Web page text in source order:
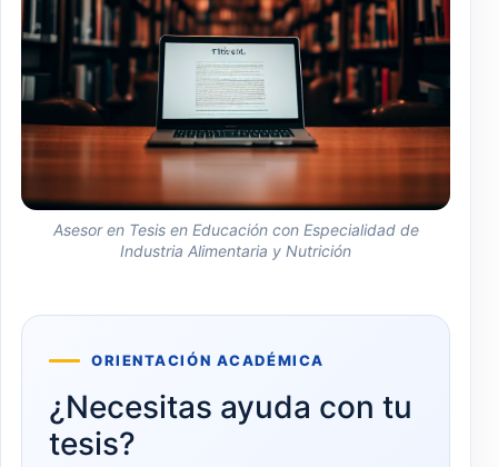
Asesor en Tesis en Educación con Especialidad de
Industria Alimentaria y Nutrición
ORIENTACIÓN ACADÉMICA
¿Necesitas ayuda con tu
tesis?